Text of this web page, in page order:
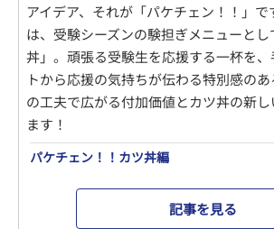
アイデア、それが「パケチェン！！」で
は、受験シーズンの験担ぎメニューと
丼」。頑張る受験生を応援する一杯を
トから応援の気持ちが伝わる特別感の
の工夫で広がる付加価値とカツ丼の新
ます！
パケチェン！！カツ丼編
記事を見る